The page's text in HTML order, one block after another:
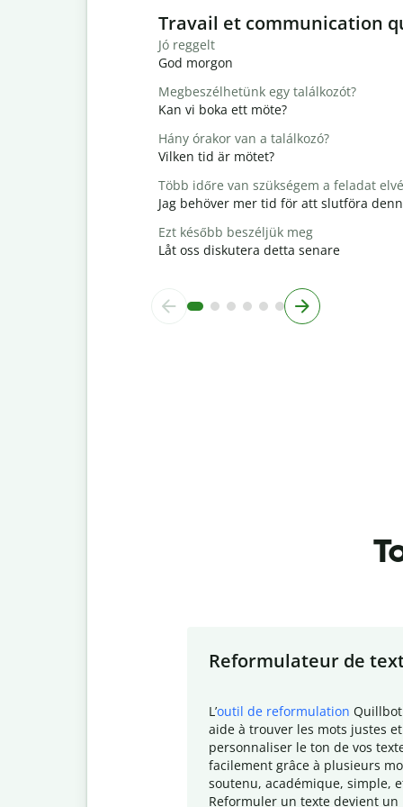
Slide 1 of 6
Travail et communication
Jó reggelt
God morgon
Megbeszélhetünk egy találkozót?
Kan vi boka ett möte?
Hány órakor van a találkozó?
Vilken tid är mötet?
Több időre van szükségem a feladat
Jag behöver mer tid för att slutföra
Ezt később beszéljük meg
Låt oss diskutera detta senare
Reformulateur de
L ’outil de reformulation
aide à trouver les mots justes
personnaliser le ton de vos
facilement grâce à plusieurs
soutenu, académique, simple,
Reformuler un texte devient un